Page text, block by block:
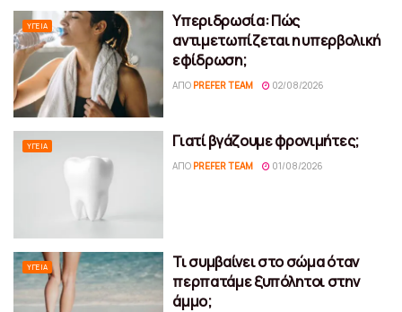
ΥΓΕΊΑ
Υπεριδρωσία: Πώς
αντιμετωπίζεται η υπερβολική
εφίδρωση;
ΑΠΌ PREFER TEAM 02/08/2026
ΥΓΕΊΑ Γιατί βγάζουμε φρονιμήτες;
ΑΠΌ PREFER TEAM 01/08/2026
ΥΓΕΊΑ
Τι συμβαίνει στο σώμα όταν
περπατάμε ξυπόλητοι στην
άμμο;